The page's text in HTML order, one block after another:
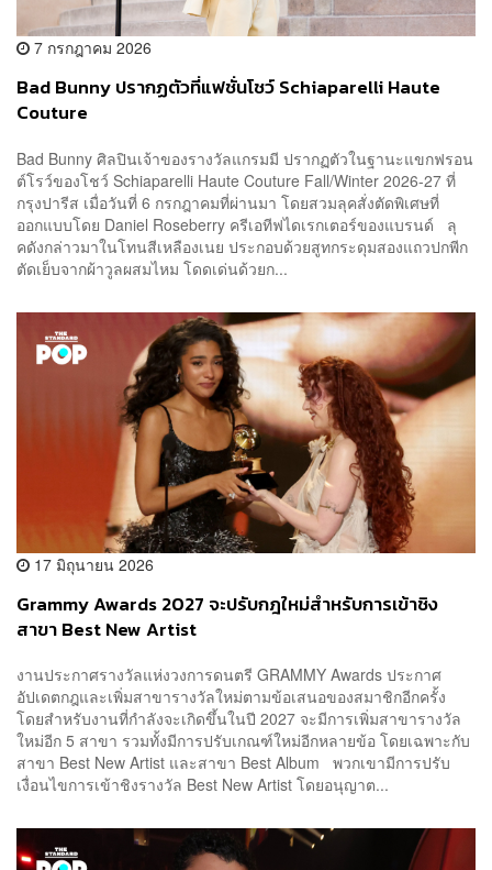
7 กรกฎาคม 2026
Bad Bunny ปรากฏตัวที่แฟชั่นโชว์ Schiaparelli Haute
Couture
Bad Bunny ศิลปินเจ้าของรางวัลแกรมมี ปรากฏตัวในฐานะแขกฟรอน
ต์โรว์ของโชว์ Schiaparelli Haute Couture Fall/Winter 2026-27 ที่
กรุงปารีส เมื่อวันที่ 6 กรกฎาคมที่ผ่านมา โดยสวมลุคสั่งตัดพิเศษที่
ออกแบบโดย Daniel Roseberry ครีเอทีฟไดเรกเตอร์ของแบรนด์ ลุ
คดังกล่าวมาในโทนสีเหลืองเนย ประกอบด้วยสูทกระดุมสองแถวปกพีก
ตัดเย็บจากผ้าวูลผสมไหม โดดเด่นด้วยก...
17 มิถุนายน 2026
Grammy Awards 2027 จะปรับกฎใหม่สำหรับการเข้าชิง
สาขา Best New Artist
งานประกาศรางวัลแห่งวงการดนตรี GRAMMY Awards ประกาศ
อัปเดตกฎและเพิ่มสาขารางวัลใหม่ตามข้อเสนอของสมาชิกอีกครั้ง
โดยสำหรับงานที่กำลังจะเกิดขึ้นในปี 2027 จะมีการเพิ่มสาขารางวัล
ใหม่อีก 5 สาขา รวมทั้งมีการปรับเกณฑ์ใหม่อีกหลายข้อ โดยเฉพาะกับ
สาขา Best New Artist และสาขา Best Album พวกเขามีการปรับ
เงื่อนไขการเข้าชิงรางวัล Best New Artist โดยอนุญาต...